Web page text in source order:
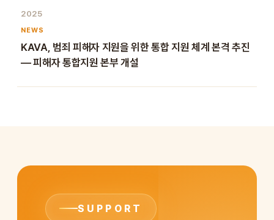
2025
NEWS
KAVA, 범죄 피해자 지원을 위한 통합 지원 체계 본격 추진
— 피해자 통합지원 본부 개설
SUPPORT